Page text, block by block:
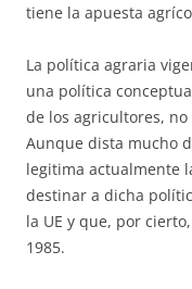
tiene la apuesta
La política agraria
una política
de los agricultores,
Aunque dista mucho
legitima actualmente
destinar a dicha
la UE y que, por
1985.